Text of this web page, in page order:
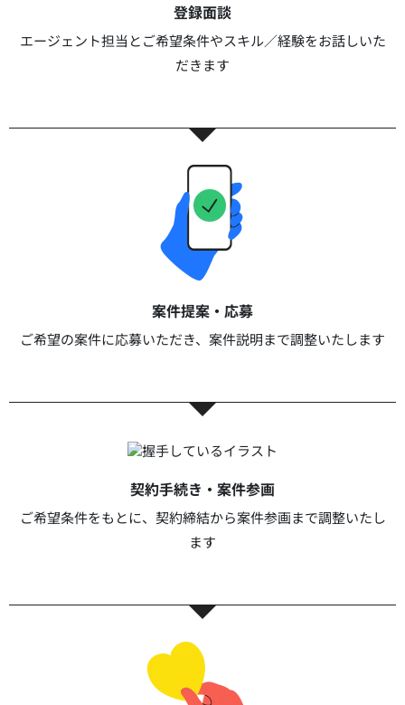
登録面談​​
エージェント担当とご希望条件やスキル／経験をお話しいた
だきます​
案件提案・応募​
ご希望の案件に応募いただき、案件説明まで調整いたします​​
契約手続き・案件参画​​
ご希望条件をもとに、契約締結から案件参画まで調整いたし
ます​​